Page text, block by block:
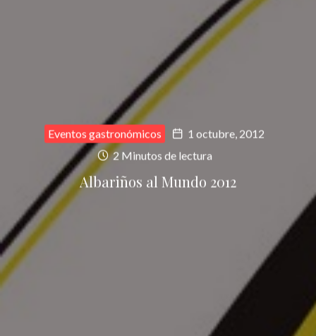
Eventos gastronómicos
1 octubre, 2012
2 Minutos de lectura
Albariños al Mundo 2012